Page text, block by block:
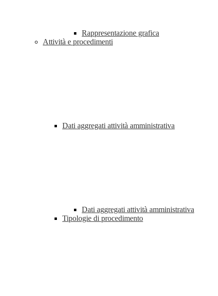
Rappresentazione grafica
Attività e procedimenti
Dati aggregati attività amministrativa
Dati aggregati attività amministrativa
Tipologie di procedimento